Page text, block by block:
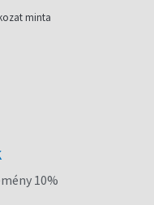
minta
10%